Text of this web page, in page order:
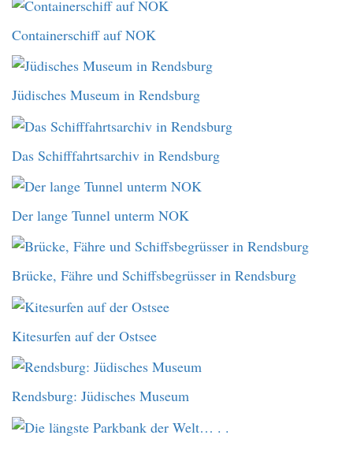
Containerschiff auf NOK
Jüdisches Museum in Rendsburg
Das Schifffahrtsarchiv in Rendsburg
Der lange Tunnel unterm NOK
Brücke, Fähre und Schiffsbegrüsser in Rendsburg
Kitesurfen auf der Ostsee
Rendsburg: Jüdisches Museum